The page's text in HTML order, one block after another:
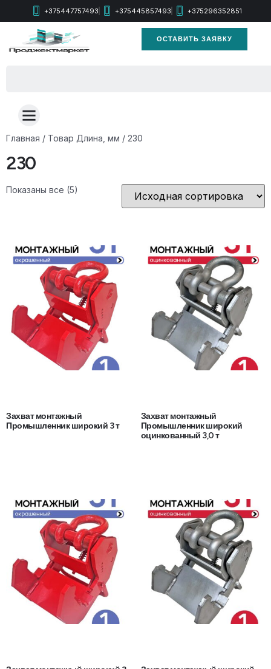
+375447757493 +375445857493 +375296352851
ОСТАВИТЬ ЗАЯВКУ
Главная / Товар Длина, мм / 230
230
Показаны все (5)
Захват монтажный
Промышленник широкий 3 т
Захват монтажный
Промышленник широкий
оцинкованный 3,0 т